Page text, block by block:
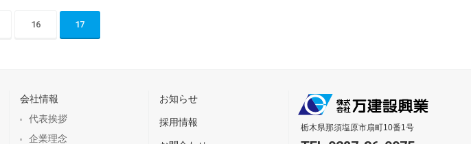
16 17
会社情報
代表挨拶
企業理念
お知らせ
採用情報
栃木県那須塩原市扇町10番1号